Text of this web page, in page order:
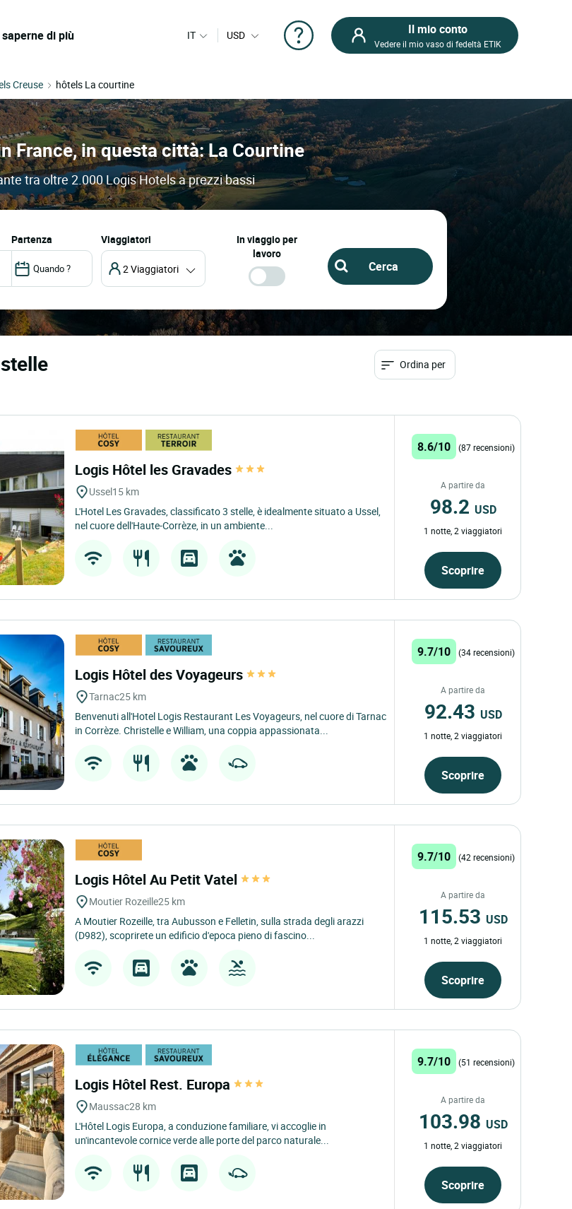
saperne di più IT USD Il mio conto
Vedere il mio vaso di fedeltà ETIK
Creuse hôtels La courtine
France, in questa città: La Courtine
tra oltre 2.000 Logis Hotels a prezzi bassi
partenza Viaggiatori
2 Viaggiatori
In viaggio per
lavoro
Ordina per
Logis Hôtel les Gravades
Ussel15 km
L'Hotel Les Gravades, classificato 3 stelle, è idealmente situato a Ussel,
nel cuore dell'Haute-Corrèze, in un ambiente...
8.6/10 (87 recensioni)
A partire da
98.2 USD
1 notte, 2 viaggiatori
Scoprire
Logis Hôtel des Voyageurs
Tarnac25 km
Benvenuti all'Hotel Logis Restaurant Les Voyageurs, nel cuore di Tarnac
in Corrèze. Christelle e William, una coppia appassionata...
9.7/10 (34 recensioni)
A partire da
92.43 USD
1 notte, 2 viaggiatori
Scoprire
Logis Hôtel Au Petit Vatel
Moutier Rozeille25 km
A Moutier Rozeille, tra Aubusson e Felletin, sulla strada degli arazzi
(D982), scoprirete un edificio d'epoca pieno di fascino...
9.7/10 (42 recensioni)
A partire da
115.53 USD
1 notte, 2 viaggiatori
Scoprire
Logis Hôtel Rest. Europa
Maussac28 km
L'Hôtel Logis Europa, a conduzione familiare, vi accoglie in
un'incantevole cornice verde alle porte del parco naturale...
9.7/10 (51 recensioni)
A partire da
103.98 USD
1 notte, 2 viaggiatori
Scoprire